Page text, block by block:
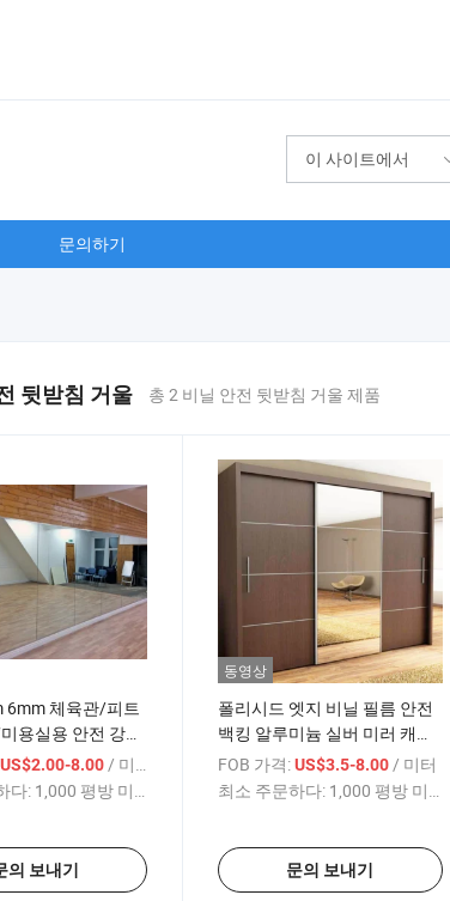
이 사이트에서
문의하기
뒷받침 거울 총 2 비닐 안전 뒷받침 거울 제품
6mm 체육관/피트
용실용 안전 강화
울
US$2.00-8.00/ 미터
다: 1,000 평방 미터
의 보내기
동영상
폴리시드 엣지 비닐 필름 안전
백킹 알루미늄 실버 미러 캐비
닛 옷장 욕실 거울 가구
FOB 가격: US$3.5-8.00/ 미터
최소 주문하다: 1,000 평방 미터
문의 보내기